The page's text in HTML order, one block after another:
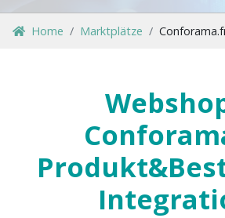
Home Marktplätze